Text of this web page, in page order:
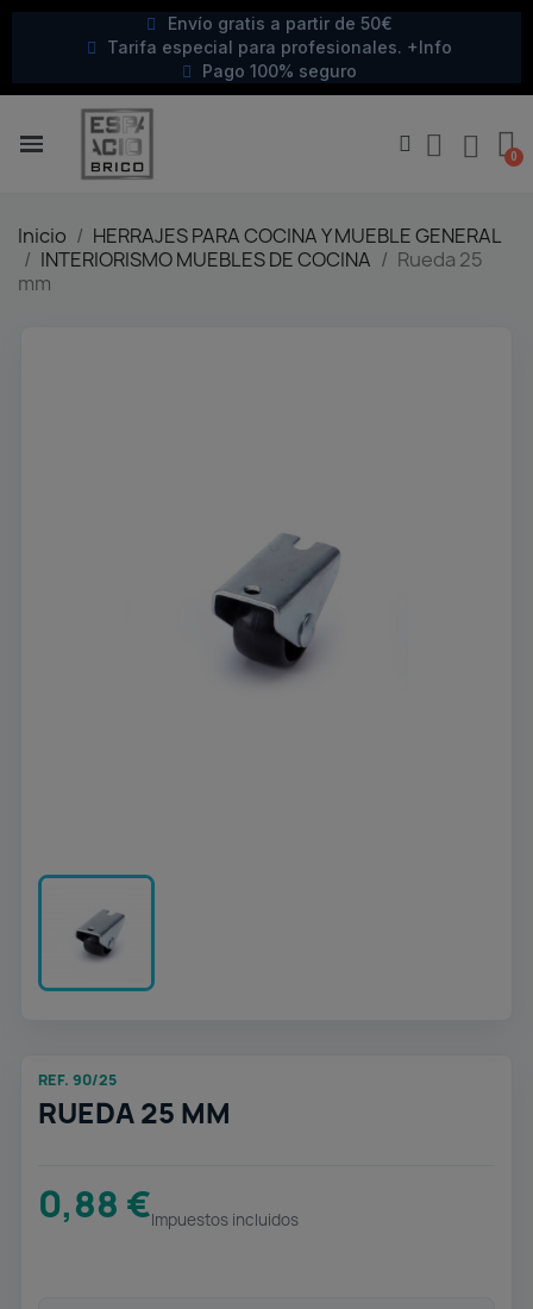
Envío gratis a partir de 50€
Tarifa especial para profesionales. +Info
Pago 100% seguro
Inicio
HERRAJES PARA COCINA Y MUEBLE GENERAL
INTERIORISMO MUEBLES DE COCINA
Rueda 25
mm
REF. 90/25
RUEDA 25 MM
0,88 €Impuestos incluidos